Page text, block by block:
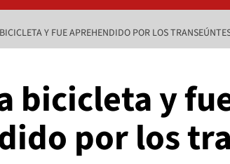
Y FUE APREHENDIDO POR LOS
bicicleta y
por los